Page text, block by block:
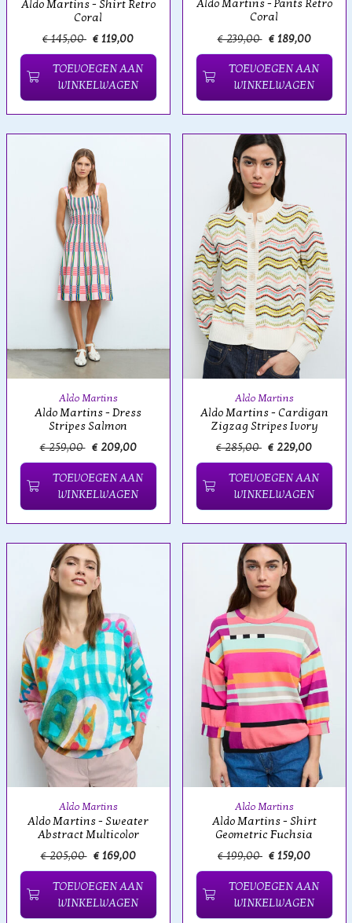
Aldo Martins - Shirt Retro
Coral
€ 145,00 € 119,00
TOEVOEGEN AAN
WINKELWAGEN
Aldo Martins - Pants Retro
Coral
€ 239,00 € 189,00
TOEVOEGEN AAN
WINKELWAGEN
Aldo Martins
Aldo Martins - Dress
Stripes Salmon
€ 259,00 € 209,00
TOEVOEGEN AAN
WINKELWAGEN
Aldo Martins
Aldo Martins - Cardigan
Zigzag Stripes Ivory
€ 285,00 € 229,00
TOEVOEGEN AAN
WINKELWAGEN
Aldo Martins
Aldo Martins - Sweater
Abstract Multicolor
€ 205,00 € 169,00
TOEVOEGEN AAN
WINKELWAGEN
Aldo Martins
Aldo Martins - Shirt
Geometric Fuchsia
€ 199,00 € 159,00
TOEVOEGEN AAN
WINKELWAGEN